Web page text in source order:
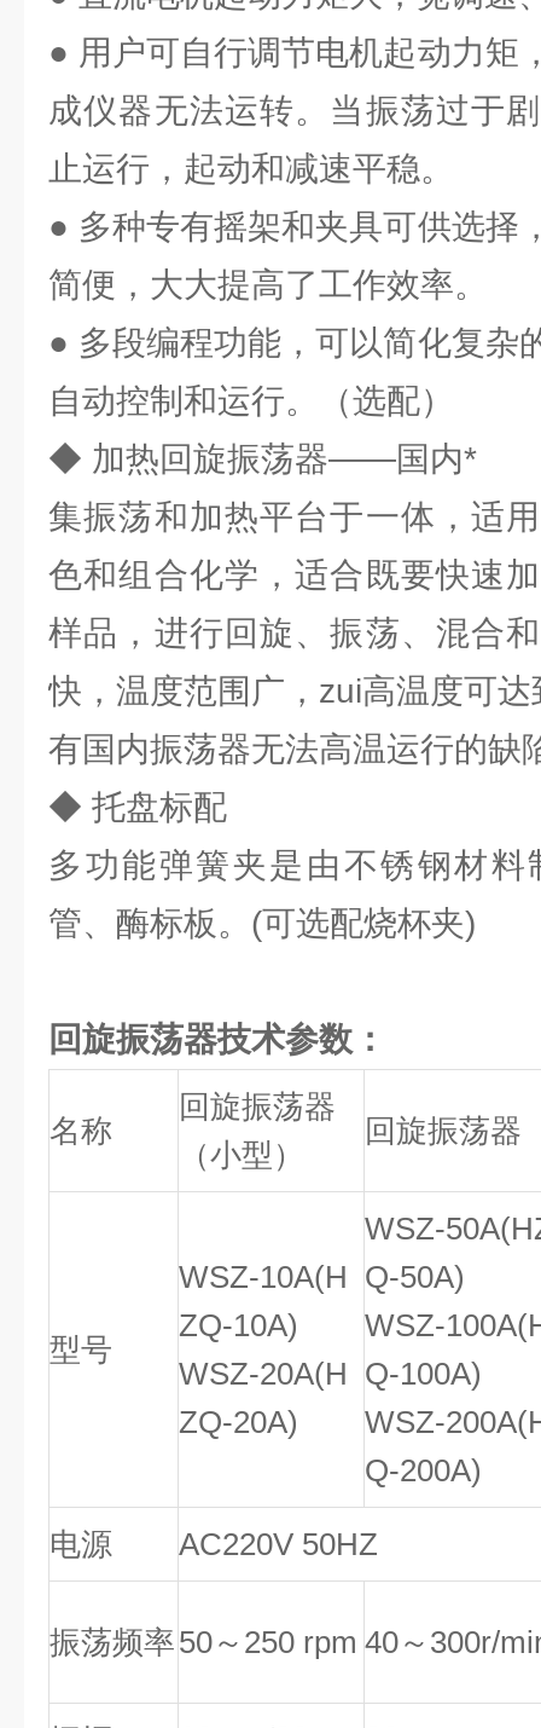
● 用户可自行调节电机起动力矩
成仪器无法运转。当振荡过于
止运行，起动和减速平稳。
● 多种专有摇架和夹具可供选择
简便，大大提高了工作效率。
● 多段编程功能，可以简化复杂
自动控制和运行。（选配）
◆ 加热回旋振荡器——国内*
集振荡和加热平台于一体，适
色和组合化学，适合既要快速
样品，进行回旋、振荡、混合
快，温度范围广，zui高温度可
有国内振荡器无法高温运行的缺
◆ 托盘标配
多功能弹簧夹是由不锈钢材
管、酶标板。(可选配烧杯夹)
回旋振荡器技术参数：
名称
回旋振荡器
（小型）
回旋振荡器
型号
WSZ-10A(H
ZQ-10A)
WSZ-20A(H
ZQ-20A)
WSZ-
Q-50A)
WSZ-
Q-100A)
WSZ-
Q-200A)
电源 AC220V 50HZ
振荡频率50～250 rpm 40～300r/